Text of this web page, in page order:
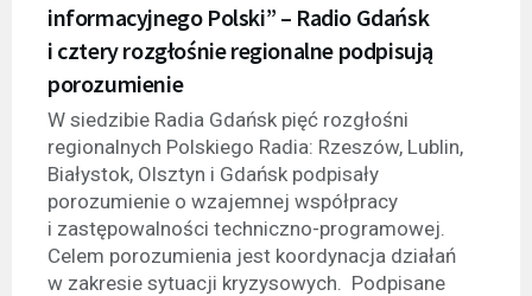
informacyjnego Polski” – Radio Gdańsk
i cztery rozgłośnie regionalne podpisują
porozumienie
W siedzibie Radia Gdańsk pięć rozgłośni
regionalnych Polskiego Radia: Rzeszów, Lublin,
Białystok, Olsztyn i Gdańsk podpisały
porozumienie o wzajemnej współpracy
i zastępowalności techniczno-programowej.
Celem porozumienia jest koordynacja działań
w zakresie sytuacji kryzysowych. Podpisane